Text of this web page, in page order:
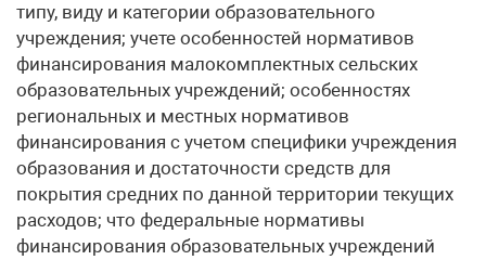
типу, виду и категории образовательного
учреждения; учете особенностей нормативов
финансирования малокомплектных сельских
образовательных учреждений; особенностях
региональных и местных нормативов
финансирования с учетом специфики учреждения
образования и достаточности средств для
покрытия средних по данной территории текущих
расходов; что федеральные нормативы
финансирования образовательных учреждений